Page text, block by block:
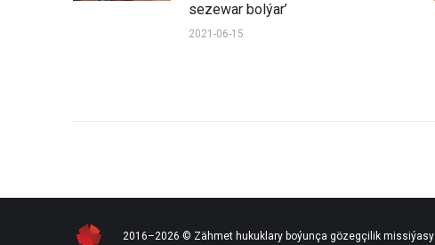
sezewar bolýar’
2021-06-15
2016–2026 © Zähmet hukuklary boýunça gözegçilik missiýasy